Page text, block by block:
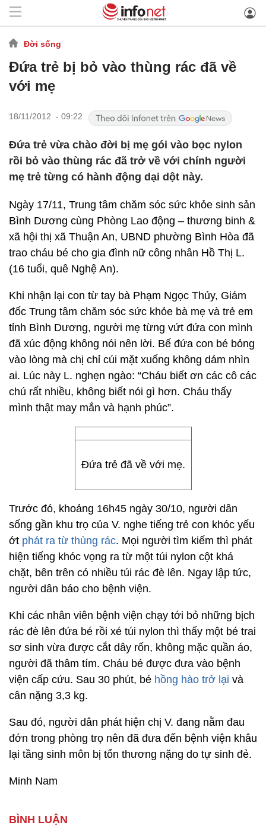
Đời sống
Đứa trẻ bị bỏ vào thùng rác đã về
với mẹ
18/11/2012 - 09:22
Đứa trẻ vừa chào đời bị mẹ gói vào bọc nylon
rồi bỏ vào thùng rác đã trở về với chính người
mẹ trẻ từng có hành động dại dột này.
Ngày 17/11, Trung tâm chăm sóc sức khỏe sinh sản
Bình Dương cùng Phòng Lao động – thương binh &
xã hội thị xã Thuận An, UBND phường Bình Hòa đã
trao cháu bé cho gia đình nữ công nhân Hồ Thị L.
(16 tuổi, quê Nghệ An).
Khi nhận lại con từ tay bà Phạm Ngọc Thủy, Giám
đốc Trung tâm chăm sóc sức khỏe bà mẹ và trẻ em
tỉnh Bình Dương, người mẹ từng vứt đứa con mình
đã xúc động không nói nên lời. Bế đứa con bé bỏng
vào lòng mà chị chỉ cúi mặt xuống không dám nhìn
ai. Lúc này L. nghẹn ngào: “Cháu biết ơn các cô các
chú rất nhiều, không biết nói gì hơn. Cháu thấy
mình thật may mắn và hạnh phúc”.
Đứa trẻ đã về với mẹ.
Trước đó, khoảng 16h45 ngày 30/10, người dân
sống gần khu trọ của V. nghe tiếng trẻ con khóc yếu
ớt phát ra từ thùng rác. Mọi người tìm kiếm thì phát
hiện tiếng khóc vọng ra từ một túi nylon cột khá
chặt, bên trên có nhiều túi rác đè lên. Ngay lập tức,
người dân báo cho bệnh viện.
Khi các nhân viên bệnh viện chạy tới bỏ những bịch
rác đè lên đứa bé rồi xé túi nylon thì thấy một bé trai
sơ sinh vừa được cắt dây rốn, không mặc quần áo,
người đã thâm tím. Cháu bé được đưa vào bệnh
viện cấp cứu. Sau 30 phút, bé hồng hào trở lại và
cân nặng 3,3 kg.
Sau đó, người dân phát hiện chị V. đang nằm đau
đớn trong phòng trọ nên đã đưa đến bệnh viện khâu
lại tầng sinh môn bị tổn thương nặng do tự sinh đẻ.
Minh Nam